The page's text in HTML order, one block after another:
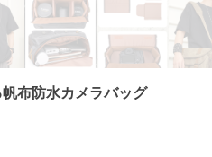
布防水カメラバッグ